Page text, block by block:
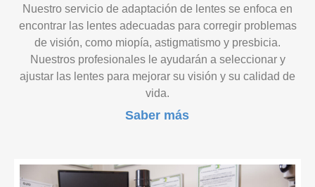
Nuestro servicio de adaptación de lentes se enfoca en
encontrar las lentes adecuadas para corregir problemas
de visión, como miopía, astigmatismo y presbicia.
Nuestros profesionales le ayudarán a seleccionar y
ajustar las lentes para mejorar su visión y su calidad de
vida.
Saber más